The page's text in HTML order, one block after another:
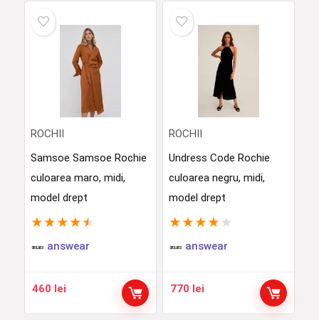
ROCHII
Samsoe Samsoe Rochie
culoarea maro, midi,
model drept
★ ★ ★ ★ ★
answear
460 lei
ROCHII
Undress Code Rochie
culoarea negru, midi,
model drept
★ ★ ★ ★ ★
answear
770 lei